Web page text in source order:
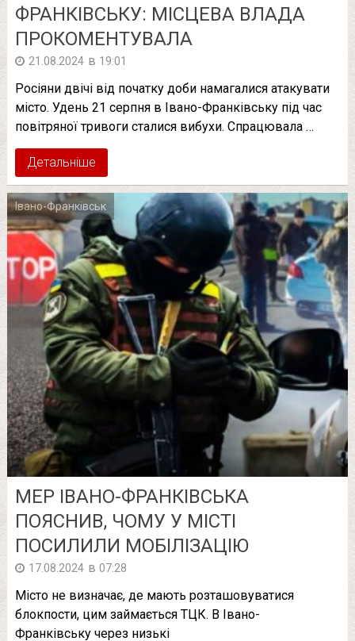
ФРАНКІВСЬКУ: МІСЦЕВА ВЛАДА
ПРОКОМЕНТУВАЛА
21.08.2024 в 19:01
Росіяни двічі від початку доби намагалися атакувати
місто. Удень 21 серпня в Івано-Франківську під час
повітряної тривоги сталися вибухи. Спрацювала …
Детальніше
Івано-Франківськ
МЕР ІВАНО-ФРАНКІВСЬКА
ПОЯСНИВ, ЧОМУ У МІСТІ
ПОСИЛИЛИ МОБІЛІЗАЦІЮ
17.08.2024 в 07:28
Місто не визначає, де мають розташовуватися
блокпости, цим займається ТЦК. В Івано-
Франківську через низькі